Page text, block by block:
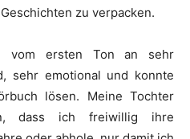
zu verpacken.
vom ersten Ton an sehr
sehr emotional und konnte
lösen. Meine Tochter
dass ich freiwillig ihre